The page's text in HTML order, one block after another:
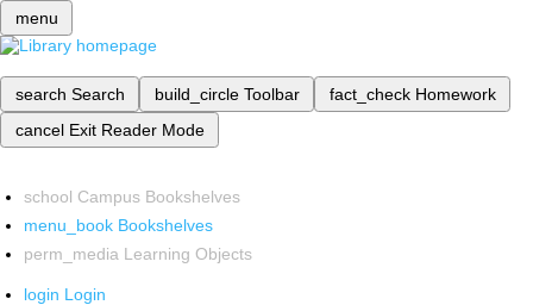
menu
search Search build_circle Toolbar fact_check Homework
cancel Exit Reader Mode
school Campus Bookshelves
menu_book Bookshelves
perm_media Learning Objects
login Login